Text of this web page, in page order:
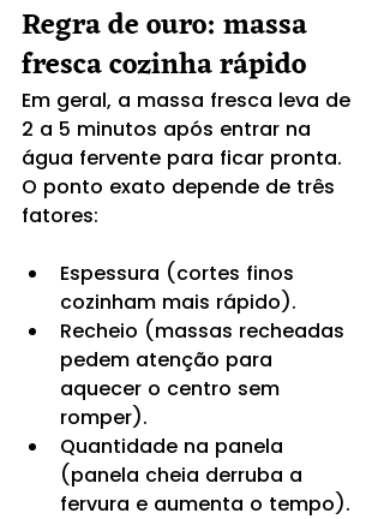
Regra de ouro: massa
fresca cozinha rápido
Em geral, a massa fresca leva de
2 a 5 minutos após entrar na
água fervente para ficar pronta.
O ponto exato depende de três
fatores:
Espessura (cortes finos
cozinham mais rápido).
Recheio (massas recheadas
pedem atenção para
aquecer o centro sem
romper).
Quantidade na panela
(panela cheia derruba a
fervura e aumenta o tempo).